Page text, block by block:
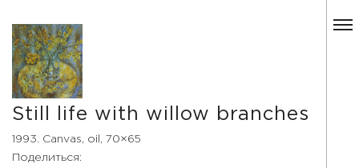
Still life with willow branches
1993. Canvas, oil, 70×65
Поделиться: